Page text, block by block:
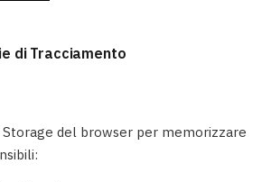
di Tracciamento
del browser per memorizzare